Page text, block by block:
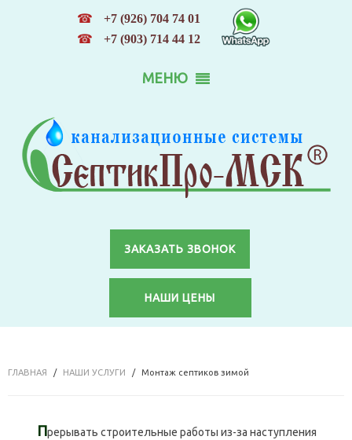
☎ +7 (926) 704 74 01
☎ +7 (903) 714 44 12
МЕНЮ
ЗАКАЗАТЬ ЗВОНОК
НАШИ ЦЕНЫ
ГЛАВНАЯ НАШИ УСЛУГИ Монтаж септиков зимой
Прерывать строительные работы из-за наступления